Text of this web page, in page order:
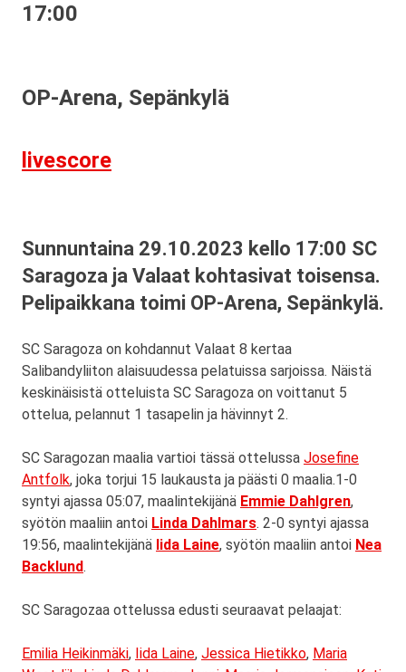
17:00
OP-Arena, Sepänkylä
livescore
Sunnuntaina 29.10.2023 kello 17:00 SC
Saragoza ja Valaat kohtasivat toisensa.
Pelipaikkana toimi OP-Arena, Sepänkylä.
SC Saragoza on kohdannut Valaat 8 kertaa
Salibandyliiton alaisuudessa pelatuissa sarjoissa. Näistä
keskinäisistä otteluista SC Saragoza on voittanut 5
ottelua, pelannut 1 tasapelin ja hävinnyt 2.
SC Saragozan maalia vartioi tässä ottelussa Josefine
Antfolk, joka torjui 15 laukausta ja päästi 0 maalia.1-0
syntyi ajassa 05:07, maalintekijänä Emmie Dahlgren,
syötön maaliin antoi Linda Dahlmars. 2-0 syntyi ajassa
19:56, maalintekijänä Iida Laine, syötön maaliin antoi Nea
Backlund.
SC Saragozaa ottelussa edusti seuraavat pelaajat:
Emilia Heikinmäki, Iida Laine, Jessica Hietikko, Maria